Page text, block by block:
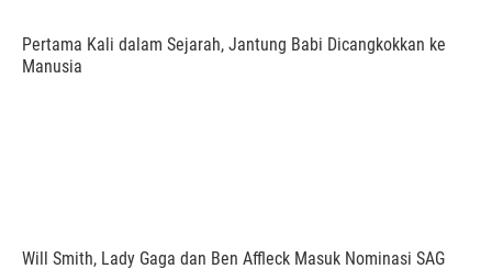
Pertama Kali dalam Sejarah, Jantung Babi Dicangkokkan ke
Manusia
Will Smith, Lady Gaga dan Ben Affleck Masuk Nominasi SAG